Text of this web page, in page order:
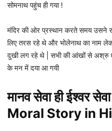
सोमनाथ पहुंच ही गया !
मंदिर की ओर प्रस्थान करते समय उसने
लिए तरस रहे थे और भोलेनाथ का नाम
दुखी लग रहे थे | सभी की आंखों से अश्रु
के मन में दया आ गयी
मानव सेवा ही ईश्वर
Moral Story in